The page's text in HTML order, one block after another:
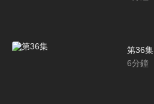
第36集
6分鐘